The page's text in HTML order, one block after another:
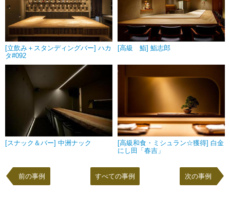
[立飲み＋スタンディングバー] ハカ
タ#092
[高級 鮨] 鮨志郎
[スナック＆バー] 中洲ナック
[高級和食・ミシュラン☆獲得] 白金
にし田「春吉」
前の事例 次の事例
すべての事例